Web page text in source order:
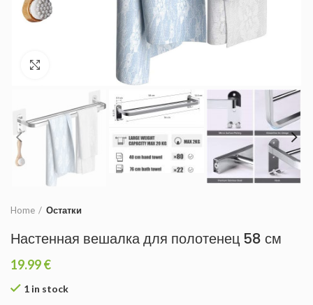
Home Остатки
Настенная вешалка для полотенец 58 см
19.99€
1 in stock